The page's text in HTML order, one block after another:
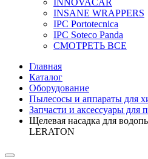
INSANE WRAPPERS
IPC Portotecnica
IPC Soteco Panda
СМОТРЕТЬ ВСЕ
Главная
Каталог
Оборудование
Пылесосы и аппараты для
Запчасти и аксессуары для
Щелевая насадка для
LERATON